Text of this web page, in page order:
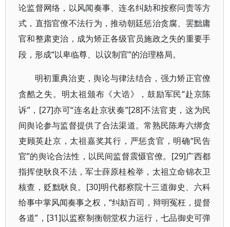
论监督网络，以风闻奏事、连名纠劾和按察问责等方
式，直指官僚不法行为，推动朝廷惩治贪腐、罢黜庸
官和整肃吏治，成为矫正各级官员施政之失的重要手
段，形成“以卑临尊、以议制官”的治理格局。
明初重典治吏，舆论与律法结合，强力矫正官僚
贪酷之失。明太祖颁布《大诰》，鼓励军民“赴京陈
诉”，[27]亦可“连名赴京状奏”[28]不法官吏，这为民
间舆论参与监督提供了合法渠道。常熟民陈寿六绑贪
吏顾英赴京，太祖嘉奖其行，严惩贪官，明确“民告
官”的舆论合法性，以民间监督震慑官僚。[29]广西都
指挥使耿良不法，军士薛原桂检举，太祖立命锦衣卫
核查，贬黜耿良。[30]明代都察院十三道御史、六科
给事中掌风闻奏事之权，“纠劾百司，辩明冤枉，提督
各道”，[31]以监察制衡朝堂权力运行，七品御史可弹